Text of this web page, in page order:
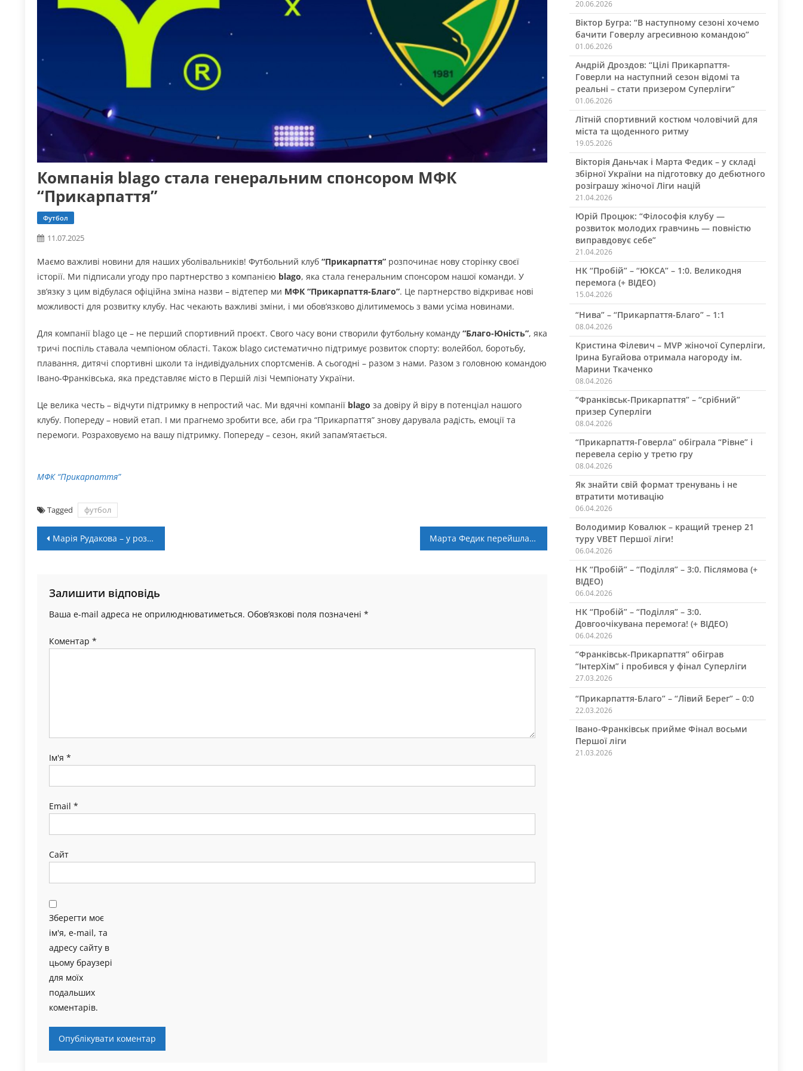
Компанія blago стала генеральним спонсором МФК
“Прикарпаття”
Футбол
11.07.2025
Маємо важливі новини для наших уболівальників! Футбольний клуб “Прикарпаття” розпочинає нову сторінку своєї
історії. Ми підписали угоду про партнерство з компанією blago, яка стала генеральним спонсором нашої команди. У
зв’язку з цим відбулася офіційна зміна назви – відтепер ми МФК “Прикарпаття-Благо”. Це партнерство відкриває нові
можливості для розвитку клубу. Нас чекають важливі зміни, і ми обов’язково ділитимемось з вами усіма новинами.
Для компанії blago це – не перший спортивний проєкт. Свого часу вони створили футбольну команду “Благо-Юність”, яка
тричі поспіль ставала чемпіоном області. Також blago систематично підтримує розвиток спорту: волейбол, боротьбу,
плавання, дитячі спортивні школи та індивідуальних спортсменів. А сьогодні – разом з нами. Разом з головною командою
Івано-Франківська, яка представляє місто в Першій лізі Чемпіонату України.
Це велика честь – відчути підтримку в непростий час. Ми вдячні компанії blago за довіру й віру в потенціал нашого
клубу. Попереду – новий етап. І ми прагнемо зробити все, аби гра “Прикарпаття” знову дарувала радість, емоції та
перемоги. Розраховуємо на вашу підтримку. Попереду – сезон, який запам’ятається.
МФК “Прикарпаття”
Tagged футбол
Навігація
Марія Рудакова – у розширеному складі збірної України U-20 перед чемпіонатом Європи Марта Федик перейшла до угорського “Капошвара”
Залишити відповідь
Ваша e-mail адреса не оприлюднюватиметься. Обов’язкові поля позначені *
Коментар *
Ім'я *
Email *
Сайт
Зберегти моє
ім'я, e-mail, та
адресу сайту в
цьому браузері
для моїх
подальших
коментарів.
20.06.2026
Віктор Бугра: “В наступному сезоні хочемо
бачити Говерлу агресивною командою”
01.06.2026
Андрій Дроздов: “Цілі Прикарпаття-
Говерли на наступний сезон відомі та
реальні – стати призером Суперліги”
01.06.2026
Літній спортивний костюм чоловічий для
міста та щоденного ритму
19.05.2026
Вікторія Даньчак і Марта Федик – у складі
збірної України на підготовку до дебютного
розіграшу жіночої Ліги націй
21.04.2026
Юрій Процюк: “Філософія клубу —
розвиток молодих гравчинь — повністю
виправдовує себе”
21.04.2026
НК “Пробій” – “ЮКСА” – 1:0. Великодня
перемога (+ ВІДЕО)
15.04.2026
“Нива” – “Прикарпаття-Благо” – 1:1
08.04.2026
Кристина Філевич – MVP жіночої Суперліги,
Ірина Бугайова отримала нагороду ім.
Марини Ткаченко
08.04.2026
“Франківськ-Прикарпаття” – “срібний”
призер Суперліги
08.04.2026
“Прикарпаття-Говерла” обіграла “Рівне” і
перевела серію у третю гру
08.04.2026
Як знайти свій формат тренувань і не
втратити мотивацію
06.04.2026
Володимир Ковалюк – кращий тренер 21
туру VBET Першої ліги!
06.04.2026
НК “Пробій” – “Поділля” – 3:0. Післямова (+
ВІДЕО)
06.04.2026
НК “Пробій” – “Поділля” – 3:0.
Довгоочікувана перемога! (+ ВІДЕО)
06.04.2026
“Франківськ-Прикарпаття” обіграв
“ІнтерХім” і пробився у фінал Суперліги
27.03.2026
“Прикарпаття-Благо” – “Лівий Берег” – 0:0
22.03.2026
Івано-Франківськ прийме Фінал восьми
Першої ліги
21.03.2026